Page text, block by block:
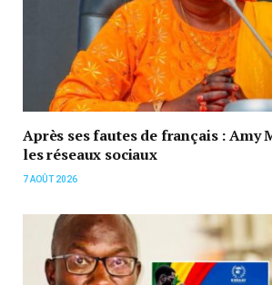
Après ses fautes de français : Amy
les réseaux sociaux
7 AOÛT 2026